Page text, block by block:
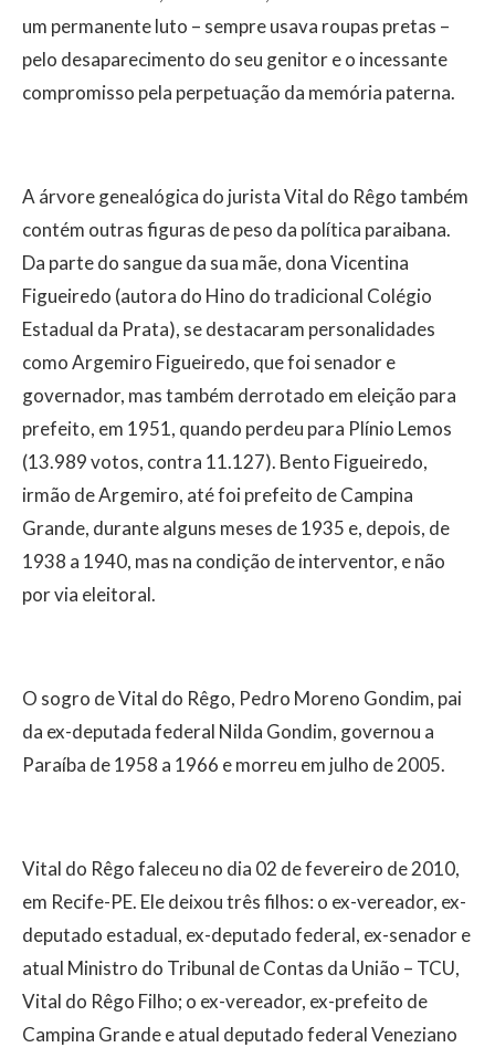
um permanente luto – sempre usava roupas pretas –
pelo desaparecimento do seu genitor e o incessante
compromisso pela perpetuação da memória paterna.
A árvore genealógica do jurista Vital do Rêgo também
contém outras figuras de peso da política paraibana.
Da parte do sangue da sua mãe, dona Vicentina
Figueiredo (autora do Hino do tradicional Colégio
Estadual da Prata), se destacaram personalidades
como Argemiro Figueiredo, que foi senador e
governador, mas também derrotado em eleição para
prefeito, em 1951, quando perdeu para Plínio Lemos
(13.989 votos, contra 11.127). Bento Figueiredo,
irmão de Argemiro, até foi prefeito de Campina
Grande, durante alguns meses de 1935 e, depois, de
1938 a 1940, mas na condição de interventor, e não
por via eleitoral.
O sogro de Vital do Rêgo, Pedro Moreno Gondim, pai
da ex-deputada federal Nilda Gondim, governou a
Paraíba de 1958 a 1966 e morreu em julho de 2005.
Vital do Rêgo faleceu no dia 02 de fevereiro de 2010,
em Recife-PE. Ele deixou três filhos: o ex-vereador, ex-
deputado estadual, ex-deputado federal, ex-senador e
atual Ministro do Tribunal de Contas da União – TCU,
Vital do Rêgo Filho; o ex-vereador, ex-prefeito de
Campina Grande e atual deputado federal Veneziano